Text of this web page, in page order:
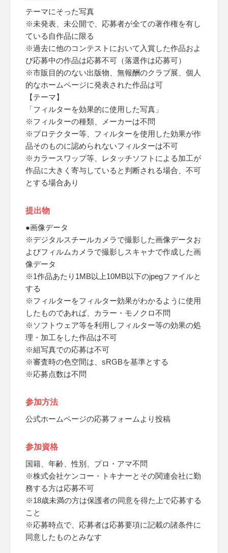
テーマにそった写真
※未発表、未公開で、応募者が全ての著作権を有し
ている自作品に限る
※過去に他のコンテストにおいて入賞した作品およ
び応募中の作品は応募不可（落選作は応募可）
※市販目的のない出版物、無報酬のクラブ展、個人
的なホームページに発表された作品は可
【テーマ】
「フィルターを効果的に使用した写真」
※フィルターの種類、メーカーは不問
※プロテクター等、フィルターを使用した効果が作
品そのものに認められないフィルターは不可
※カラースワップ等、レタッチソフトによる加工が
作品に大きく寄与していると判断される場合、不可
とする場合あり
提出物
●画像データ
※デジタルスチールカメラで撮影した画像データお
よびフィルムカメラで撮影しスキャナで作成した画
像データ
※1作品あたり1MB以上10MB以下のjpegファイルと
する
※フィルターをフィルター効果がわかるように使用
したものであれば、カラー・モノクロ不問
※ソフトウェア等を利用しフィルター等の効果の処
理・加工をした作品は不可
※組写真での応募は不可
※審査時の色空間は、sRGBを基準とする
※応募点数は不問
参加方法
公式ホームページの応募フォームより投稿
参加資格
国籍、年齢、性別、プロ・アマ不問
※株式会社ケンコー・トキナーとその関連会社に勤
務する方は応募不可
※18歳未満の方は保護者の同意を得た上で応募する
こと
※応募時点で、応募者は応募要項に記載の諸条件に
同意したものとみなす